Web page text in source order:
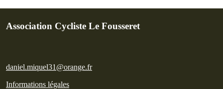
Association Cycliste Le Fousseret
daniel.miquel31@orange.fr
Informations légales